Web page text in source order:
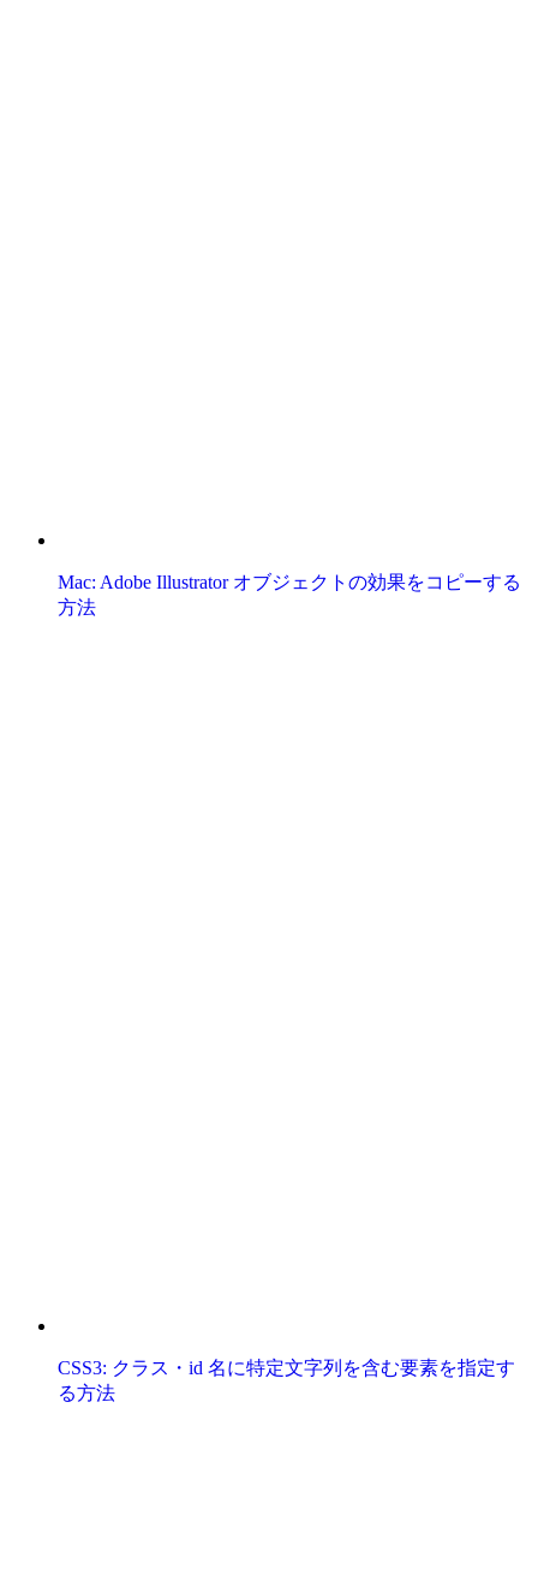
Mac: Adobe Illustrator オブジェクトの効果をコピーする
方法
CSS3: クラス・id 名に特定文字列を含む要素を指定す
る方法